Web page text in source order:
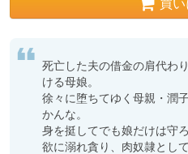
買い
死亡した夫の借金の肩代わ
ける母娘。
徐々に堕ちてゆく母親・潤
かんな。
身を挺してでも娘だけは守
欲に溺れ貪り、肉奴隷とし